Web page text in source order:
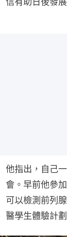
他指出，自己
會。早前他參
可以檢測前列
醫學生體驗計